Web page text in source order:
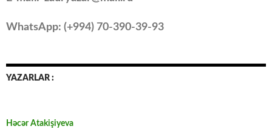
WhatsApp: (+994) 70-390-39-93
YAZARLAR :
Həcər Atakişiyeva